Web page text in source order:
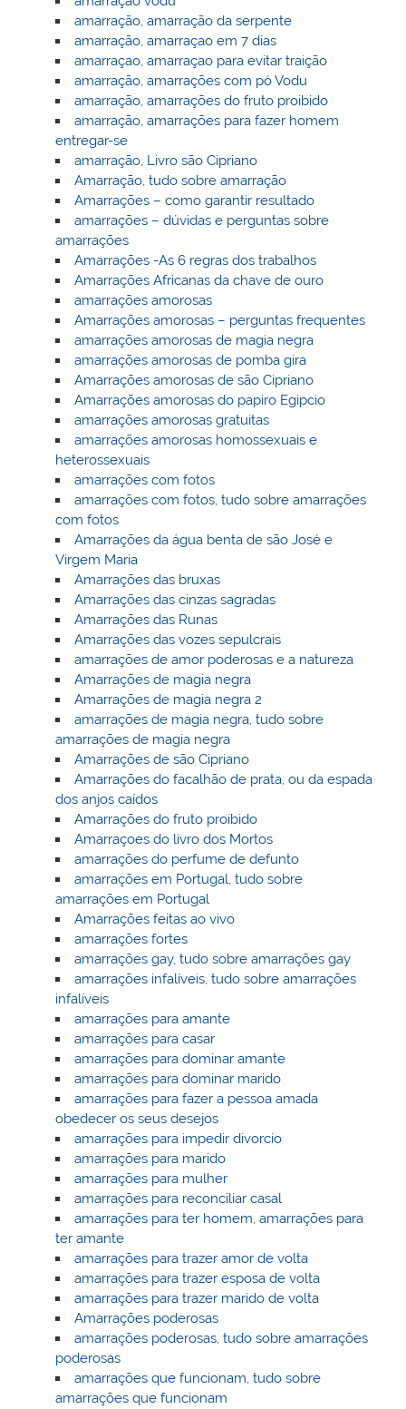
amarração, amarração da serpente
amarração, amarraçao em 7 dias
amarraçao, amarraçao para evitar traição
amarração, amarrações com pó Vodu
amarração, amarrações do fruto proibido
amarração, amarrações para fazer homem
entregar-se
amarração, Livro são Cipriano
Amarração, tudo sobre amarração
Amarrações – como garantir resultado
amarrações – dúvidas e perguntas sobre
amarrações
Amarrações -As 6 regras dos trabalhos
Amarrações Africanas da chave de ouro
amarrações amorosas
Amarrações amorosas – perguntas frequentes
amarrações amorosas de magia negra
amarrações amorosas de pomba gira
Amarrações amorosas de são Cipriano
Amarrações amorosas do papiro Egipcio
amarrações amorosas gratuitas
amarrações amorosas homossexuais e
heterossexuais
amarrações com fotos
amarrações com fotos, tudo sobre amarrações
com fotos
Amarrações da água benta de são José e
Virgem Maria
Amarrações das bruxas
Amarrações das cinzas sagradas
Amarrações das Runas
Amarrações das vozes sepulcrais
amarrações de amor poderosas e a natureza
Amarrações de magia negra
Amarrações de magia negra 2
amarrações de magia negra, tudo sobre
amarrações de magia negra
Amarrações de são Cipriano
Amarrações do facalhão de prata, ou da espada
dos anjos caídos
Amarrações do fruto proibido
Amarraçoes do livro dos Mortos
amarrações do perfume de defunto
amarrações em Portugal, tudo sobre
amarrações em Portugal
Amarrações feitas ao vivo
amarrações fortes
amarrações gay, tudo sobre amarrações gay
amarrações infalíveis, tudo sobre amarrações
infalíveis
amarrações para amante
amarrações para casar
amarrações para dominar amante
amarrações para dominar marido
amarrações para fazer a pessoa amada
obedecer os seus desejos
amarrações para impedir divorcio
amarrações para marido
amarrações para mulher
amarrações para reconciliar casal
amarrações para ter homem, amarrações para
ter amante
amarrações para trazer amor de volta
amarrações para trazer esposa de volta
amarrações para trazer marido de volta
Amarrações poderosas
amarrações poderosas, tudo sobre amarrações
poderosas
amarrações que funcionam, tudo sobre
amarrações que funcionam